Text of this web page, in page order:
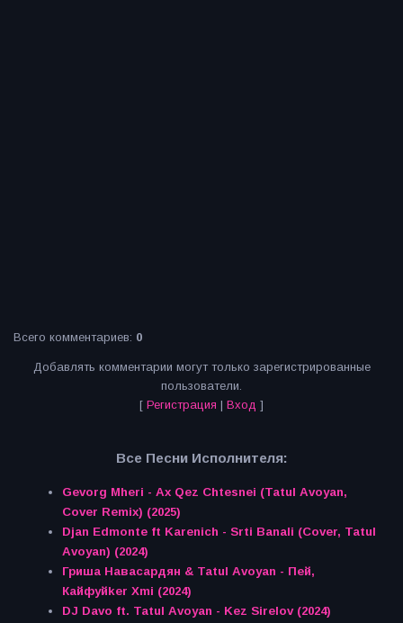
Всего комментариев: 0
Добавлять комментарии могут только зарегистрированные
пользователи.
[ Регистрация | Вход ]
Все Песни Исполнителя:
Gevorg Mheri - Ax Qez Chtesnei (Tatul Avoyan,
Cover Remix) (2025)
Djan Edmonte ft Karenich - Srti Banali (Cover, Tatul
Avoyan) (2024)
Гриша Навасардян & Tatul Avoyan - Пей,
Кайфуйker Xmi (2024)
DJ Davo ft. Tatul Avoyan - Kez Sirelov (2024)